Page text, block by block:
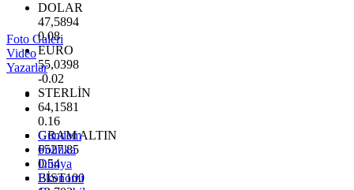
DOLAR
47,5894
0.08
EURO
55,0398
-0.02
STERLİN
64,1581
0.16
GRAM ALTIN
6527.85
0.54
BİST100
Foto Galeri
Video
Yazarlar
Gündem
Politika
Dünya
Ekonomi